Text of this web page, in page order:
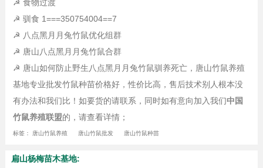
☭ 食物过渡
☭ 驯食 1===350754004==7
☭ 八点黑月月兔竹鼠优化组群
☭ 唐山八点黑月月兔竹鼠合群
☭ 唐山如何防止野生八点黑月月兔竹鼠驯养死亡，唐山竹鼠养殖
基地专业批发竹鼠种苗价格好，性价比高，售后技术别人根本没
有办法和我们比！如要货的请联系，同时如有意向加入我们中国
竹鼠养殖联盟的，请查看详情；
标签： 唐山竹鼠养殖 唐山竹鼠批发 唐山竹鼠种苗
扁山杨梅苗木基地: